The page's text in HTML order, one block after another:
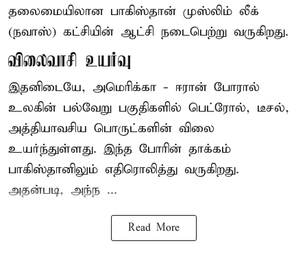
தலைமையிலான பாகிஸ்தான் முஸ்லிம் லீக்
(நவாஸ்) கட்சியின் ஆட்சி நடைபெற்று வருகிறது.
விலைவாசி உயர்வு
இதனிடையே, அமெரிக்கா - ஈரான் போரால்
உலகின் பல்வேறு பகுதிகளில் பெட்ரோல், டீசல்,
அத்தியாவசிய பொருட்களின் விலை
உயர்ந்துள்ளது. இந்த போரின் தாக்கம்
பாகிஸ்தானிலும் எதிரொலித்து வருகிறது.
அதன்படி, அந்ந ...
Read More